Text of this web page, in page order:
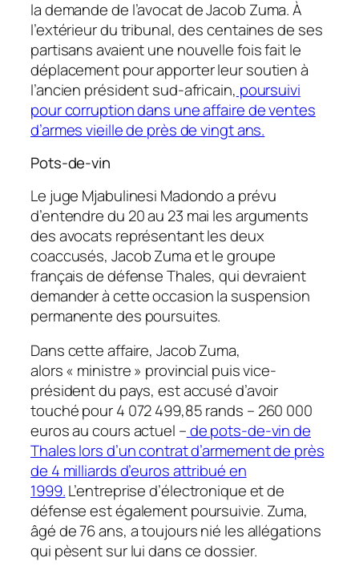
la demande de l’avocat de Jacob Zuma. À
l’extérieur du tribunal, des centaines de ses
partisans avaient une nouvelle fois fait le
déplacement pour apporter leur soutien à
l’ancien président sud-africain, poursuivi
pour corruption dans une affaire de ventes
d’armes vieille de près de vingt ans.
Pots-de-vin
Le juge Mjabulinesi Madondo a prévu
d’entendre du 20 au 23 mai les arguments
des avocats représentant les deux
coaccusés, Jacob Zuma et le groupe
français de défense Thales, qui devraient
demander à cette occasion la suspension
permanente des poursuites.
Dans cette affaire, Jacob Zuma,
alors « ministre » provincial puis vice-
président du pays, est accusé d’avoir
touché pour 4 072 499,85 rands – 260 000
euros au cours actuel –de pots-de-vin de
Thales lors d’un contrat d’armement de près
de 4 milliards d’euros attribué en
1999.L’entreprise d’électronique et de
défense est également poursuivie. Zuma,
âgé de 76 ans, a toujours nié les allégations
qui pèsent sur lui dans ce dossier.